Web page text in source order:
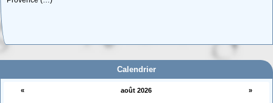
Calendrier
« août 2026 »